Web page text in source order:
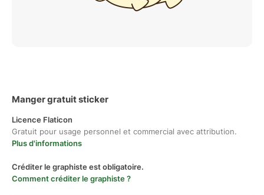
Manger gratuit sticker
Licence Flaticon
Gratuit pour usage personnel et commercial avec attribution.
Plus d'informations
Créditer le graphiste est obligatoire.
Comment créditer le graphiste ?